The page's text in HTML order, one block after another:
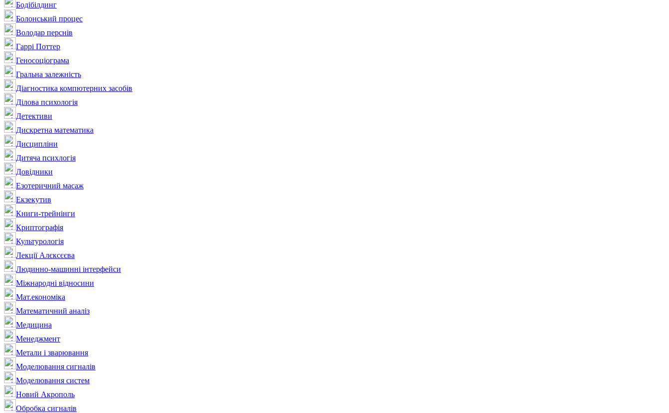
Бодібілдинг
Болонський процес
Володар перснів
Гаррі Поттер
Геносоціограма
Гральна залежність
Діагностика компютерних засобів
Ділова психологія
Детективи
Дискретна математика
Дисципліни
Дитяча психлогія
Довідники
Езотеричний масаж
Екзекутив
Книги-трейнінги
Криптографія
Культурологія
Лекції Алєксєєва
Людинно-машинні інтерфейси
Міжнародні відносини
Мат.економіка
Математичний аналіз
Медицина
Менеджмент
Метали і зварювання
Моделювання сигналів
Моделювання систем
Новий Акрополь
Обробка сигналів